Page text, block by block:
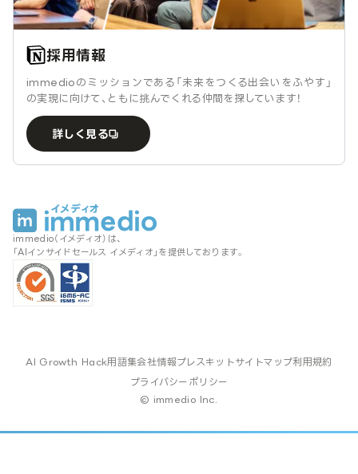
採用情報
immedioのミッションである「未来をつくる出会いをふやす」
の実現に向けて、ともに挑んでくれる仲間を探しています！
詳しく見る
immedio（イメディオ）は、
「AIインサイドセールス イメディオ」を提供しております。
AI Growth Hack用語集会社情報プレスキットサイトマップ利用規約
プライバシーポリシー
© immedio Inc.